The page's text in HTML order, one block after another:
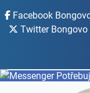
Facebook
Twitter Bongovo